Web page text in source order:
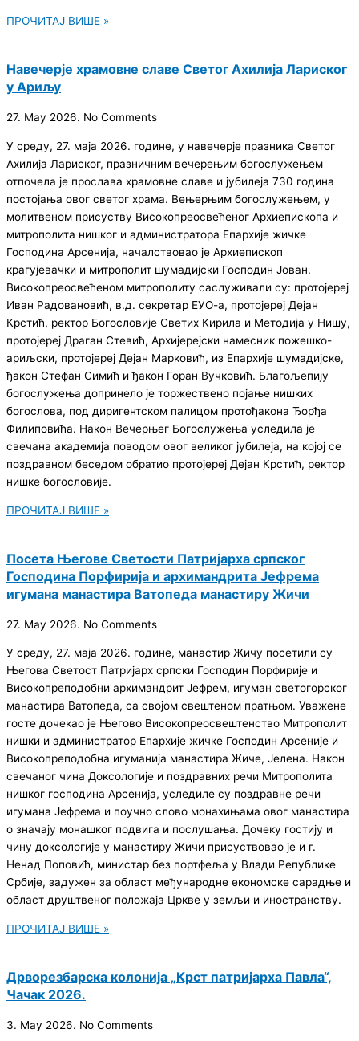
ПРОЧИТАЈ ВИШЕ »
Навечерје храмовне славе Светог Ахилија Лариског
у Ариљу
27. May 2026. No Comments
У среду, 27. маја 2026. године, у навечерје празника Светог
Ахилија Лариског, празничним вечерењим богослужењем
отпочела је прослава храмовне славе и јубилеја 730 година
постојања овог светог храма. Вењерњим богослужењем, у
молитвеном присуству Високопреосвећеног Архиепископа и
митрополита нишког и администратора Епархије жичке
Господина Арсенија, началствовао је Архиепископ
крагујевачки и митрополит шумадијски Господин Јован.
Високопреосвећеном митрополиту саслуживали су: протојереј
Иван Радовановић, в.д. секретар ЕУО-а, протојереј Дејан
Крстић, ректор Богословије Светих Кирила и Методија у Нишу,
протојереј Драган Стевић, Aрхијерејски намесник пожешко-
ариљски, протојереј Дејан Марковић, из Епархије шумадијске,
ђакон Стефан Симић и ђакон Горан Вучковић. Благољепију
богослужења допринело је торжествено појање нишких
богослова, под диригентском палицом протођакона Ђорђа
Филиповића. Након Вечерњег Богослужења уследила је
свечана академија поводом овог великог јубилеја, на којој се
поздравном беседом обратио протојереј Дејан Крстић, ректор
нишке богословије.
ПРОЧИТАЈ ВИШЕ »
Посета Његове Светости Патријарха српског
Господина Порфирија и архимандрита Јефрема
игумана манастира Ватопеда манастиру Жичи
27. May 2026. No Comments
У среду, 27. маја 2026. године, манастир Жичу посетили су
Његова Светост Патријарх српски Господин Порфирије и
Високопреподобни архимандрит Јефрем, игуман светогорског
манастира Ватопеда, са својом свештеном пратњом. Уважене
госте дочекао је Његово Високопреосвештенство Митрополит
нишки и администратор Епархије жичке Господин Арсеније и
Високопреподобна игуманија манастира Жиче, Јелена. Након
свечаног чина Доксологије и поздравних речи Митрополита
нишког господина Арсенија, уследиле су поздравне речи
игумана Јефрема и поучно слово монахињама овог манастира
о значају монашког подвига и послушања. Дочеку гостију и
чину доксологије у манастиру Жичи присуствовао је и г.
Ненад Поповић, министар без портфеља у Влади Републике
Србије, задужен за област међународне економске сарадње и
област друштвеног положаја Цркве у земљи и иностранству.
ПРОЧИТАЈ ВИШЕ »
Дрворезбарска колонија „Крст патријарха Павла“,
Чачак 2026.
3. May 2026. No Comments